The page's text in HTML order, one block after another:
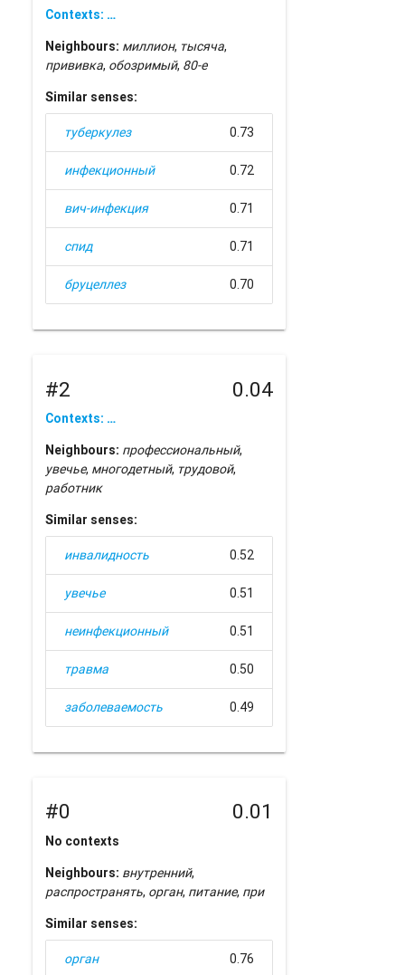
Contexts: …
Neighbours: миллион, тысяча,
прививка, обозримый, 80-е
Similar senses:
туберкулез 0.73
инфекционный 0.72
вич-инфекция 0.71
спид 0.71
бруцеллез 0.70
#2 0.04
Contexts: …
Neighbours: профессиональный,
увечье, многодетный, трудовой,
работник
Similar senses:
инвалидность 0.52
увечье 0.51
неинфекционный 0.51
травма 0.50
заболеваемость 0.49
#0 0.01
No contexts
Neighbours: внутренний,
распространять, орган, питание, при
Similar senses:
орган 0.76